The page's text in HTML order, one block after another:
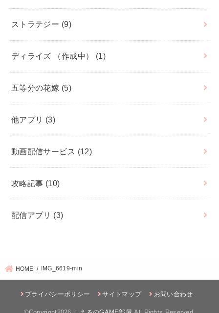
ストラテジー (9)
ディライズ （作成中） (1)
五等分の花嫁 (5)
他アプリ (3)
動画配信サービス (12)
攻略記事 (10)
配信アプリ (3)
HOME IMG_6619-min
プライバシーポリシー サイトマップ お問い合わせ